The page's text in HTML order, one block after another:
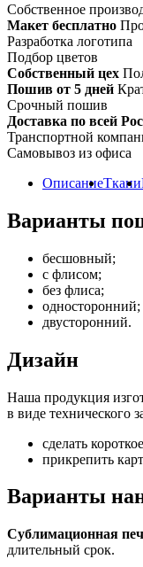
Собственное
Макет бесплатно
Разработка логотипа
Подбор цветов
Собственный цех
Пошив от 5 дней
Срочный пошив
Доставка по всей
Транспортной
Самовывоз из офиса
ОписаниеТкани
Варианты
бесшовный;
с флисом;
без флиса;
односторонний;
двусторонний.
Дизайн
Наша продукция
в виде технического
сделать
прикрепить
Варианты
Сублимационная
длительный срок.